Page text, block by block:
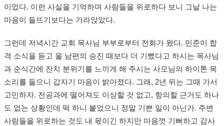
이었다. 이런 사실을 기억하며 사람들을 위로하다 보니 그날 나는
마음이 들뜨기보다는 가라앉았다.
그런데 저녁시간 교회 목사님 부부로부터 전화가 왔다. 민준이 합
격 소식을 듣고 울 남편의 승진 때보다 더 기뻤다고 하시는 목사님
과 순식간에 잔치 분위기를 느끼게 해 주시는 사모님의 하이톤 목
소리를 들으니 갑자기 마음이 밝아졌다. 그래, 2년 뒤는 그때 가서
고민하자. 전공과에 떨어져도 이상할 것 없고, 항의할 근거도 하나
도 없는 상황인데 떡 하니 붙었으니 정말 기쁜 일이 아닌가. 주변
사람들을 위로하는 것도 내 몫이긴 하지만 마음껏 기뻐하고 감사